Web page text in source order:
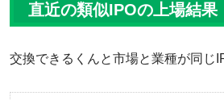
直近の類似IPOの上場結果
交換できるくんと市場と業種が同じ